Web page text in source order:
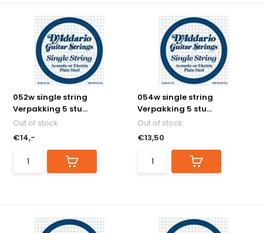
052w single string
Verpakking 5 stu...
Out of stock
€14,-
054w single string
Verpakking 5 stu...
Out of stock
€13,50